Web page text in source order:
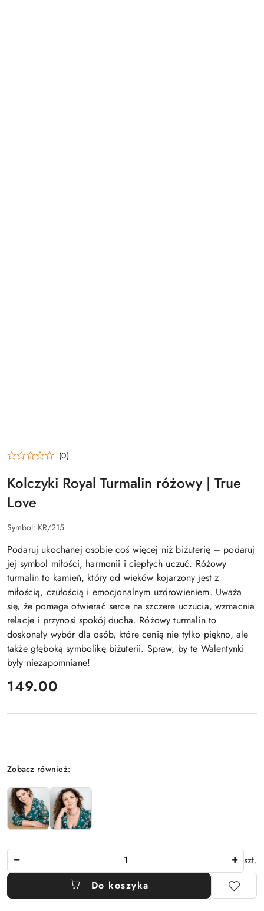
(0)
Kolczyki Royal Turmalin różowy | True
Love
Symbol: KR/215
Podaruj ukochanej osobie coś więcej niż biżuterię – podaruj
jej symbol miłości, harmonii i ciepłych uczuć. Różowy
turmalin to kamień, który od wieków kojarzony jest z
miłością, czułością i emocjonalnym uzdrowieniem. Uważa
się, że pomaga otwierać serce na szczere uczucia, wzmacnia
relacje i przynosi spokój ducha. Różowy turmalin to
doskonały wybór dla osób, które cenią nie tylko piękno, ale
także głęboką symbolikę biżuterii. Spraw, by te Walentynki
były niezapomniane!
cena:
149.00
Wariant
Zobacz również:
szt.
Do koszyka